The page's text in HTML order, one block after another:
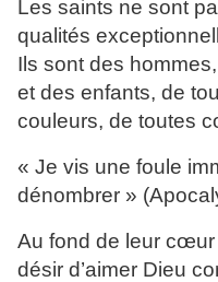
Les saints ne sont
qualités
Ils sont des
et des enfants, de
couleurs, de toutes
« Je vis une foule
dénombrer »
Au fond de leur cœur
désir d’aimer Dieu